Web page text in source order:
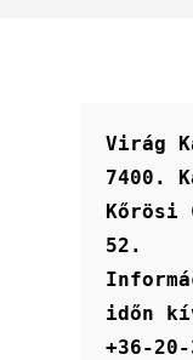
Virág
7400.
Kőrösi
52.
időn
+36-20-